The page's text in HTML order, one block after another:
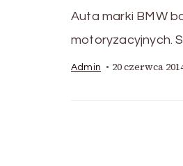
Auta marki BMW
motoryzacyjnych.
Admin 20 czerwca